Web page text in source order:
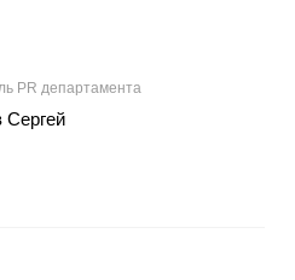
PR департамента